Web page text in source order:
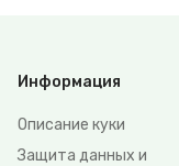
Информация
Описание куки
Защита данных и